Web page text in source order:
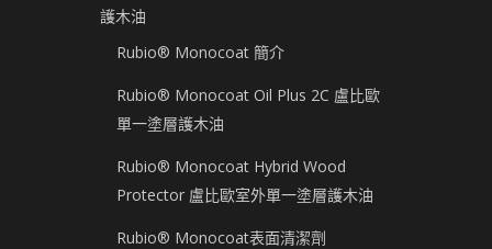
護木油
Rubio® Monocoat 簡介
Rubio® Monocoat Oil Plus 2C 盧比歐
單一塗層護木油
Rubio® Monocoat Hybrid Wood
Protector 盧比歐室外單一塗層護木油
Rubio® Monocoat表面清潔劑